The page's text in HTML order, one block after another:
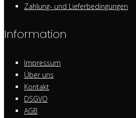
Zahlung- und Lieferbedingungen
Information
Impressum
Über uns
Kontakt
DSGVO
AGB